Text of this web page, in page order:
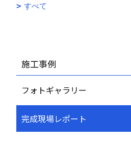
すべて
施工事例
フォトギャラリー
完成現場レポート